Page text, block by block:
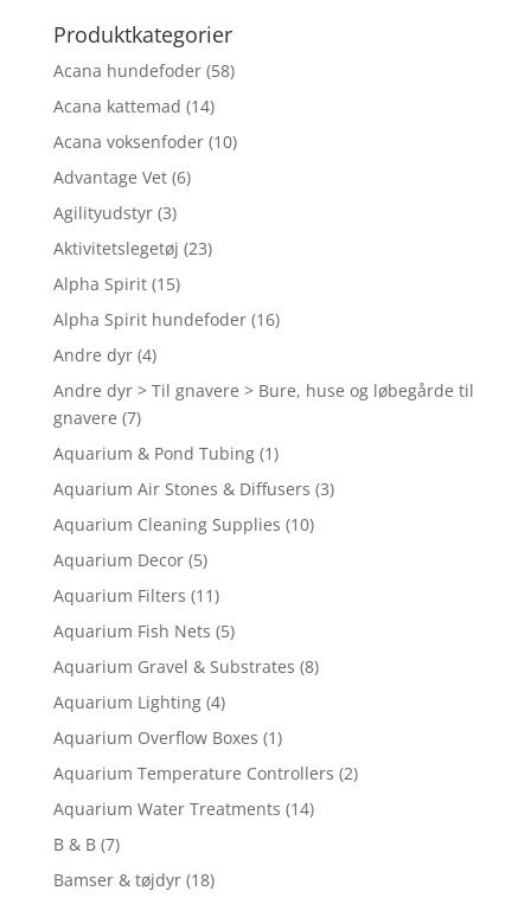
Produktkategorier
Acana hundefoder (58)
Acana kattemad (14)
Acana voksenfoder (10)
Advantage Vet (6)
Agilityudstyr (3)
Aktivitetslegetøj (23)
Alpha Spirit (15)
Alpha Spirit hundefoder (16)
Andre dyr (4)
Andre dyr > Til gnavere > Bure, huse og løbegårde til
gnavere (7)
Aquarium & Pond Tubing (1)
Aquarium Air Stones & Diffusers (3)
Aquarium Cleaning Supplies (10)
Aquarium Decor (5)
Aquarium Filters (11)
Aquarium Fish Nets (5)
Aquarium Gravel & Substrates (8)
Aquarium Lighting (4)
Aquarium Overflow Boxes (1)
Aquarium Temperature Controllers (2)
Aquarium Water Treatments (14)
B & B (7)
Bamser & tøjdyr (18)